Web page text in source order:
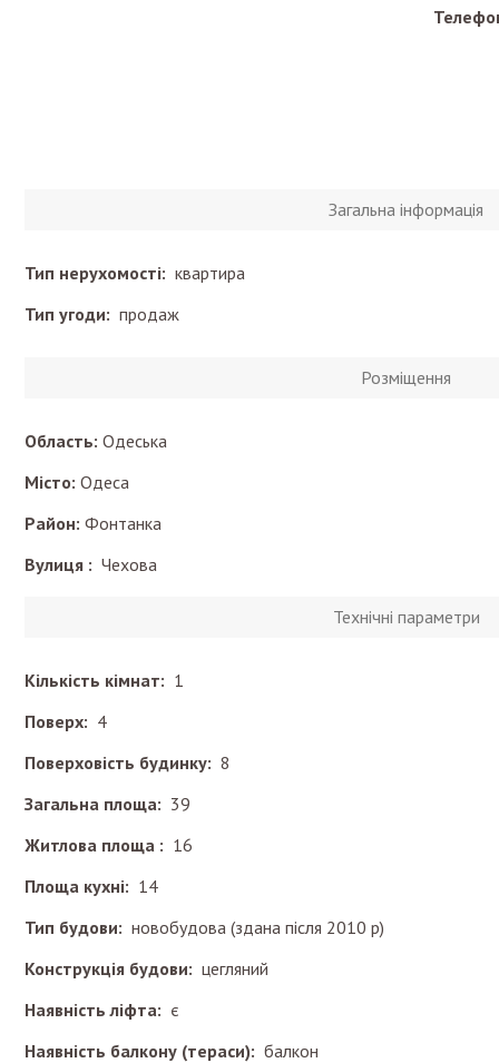
Загальна інформація
Тип нерухомості: квартира
Тип угоди: продаж
Розміщення
Область: Одеська
Місто: Одеса
Район: Фонтанка
Вулиця : Чехова
Технічні параметри
Кількість кімнат: 1
Поверх: 4
Поверховість будинку: 8
Загальна площа: 39
Житлова площа : 16
Площа кухні: 14
Тип будови: новобудова (здана після 2010 р)
Конструкція будови: цегляний
Наявність ліфта: є
Наявність балкону (тераси): балкон